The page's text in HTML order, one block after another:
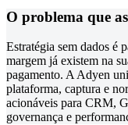
O problema que
Estratégia sem dados é
margem já existem na
pagamento. A Adyen
plataforma, captura e
acionáveis para CRM,
governança e